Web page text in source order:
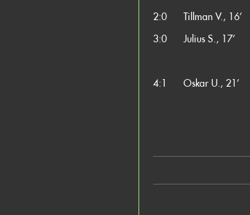
2:0
Tillman V., 16’
3:0
Julius S., 17’
4:1
Oskar U., 21’